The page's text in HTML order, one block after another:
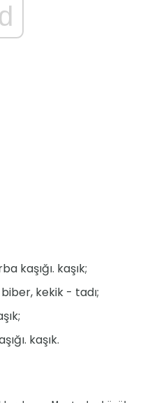
kaşığı. kaşık;
kekik - tadı;
kaşık.